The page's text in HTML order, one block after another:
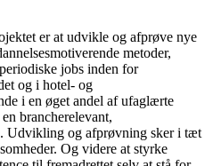
er at udvikle og afprøve nye
metoder,
jobs inden for
og i hotel- og
i en øget andel af ufaglærte
brancherelevant,
Udvikling og afprøvning sker i tæt
Og videre at styrke